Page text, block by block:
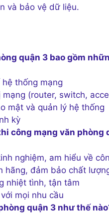
và bảo vệ dữ liệu.
quận 3 bao gồm
thống mạng
(router, switch,
mật và quản lý hệ thống
kỳ
công mạng văn phòng
nghiệm, am hiểu về
hãng, đảm bảo chất
nhiệt tình, tận tâm
mọi nhu cầu
quận 3 như thế